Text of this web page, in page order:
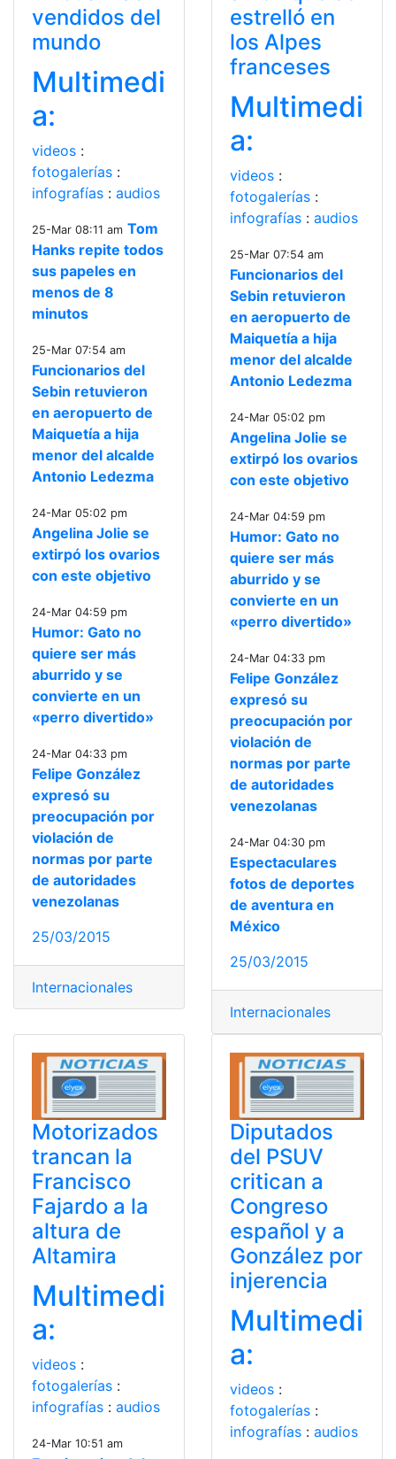
vendidos del
mundo
Multimedi
a:
videos :
fotogalerías :
infografías : audios
25-Mar 08:11 am Tom
Hanks repite todos
sus papeles en
menos de 8
minutos
25-Mar 07:54 am
Funcionarios del
Sebin retuvieron
en aeropuerto de
Maiquetía a hija
menor del alcalde
Antonio Ledezma
24-Mar 05:02 pm
Angelina Jolie se
extirpó los ovarios
con este objetivo
24-Mar 04:59 pm
Humor: Gato no
quiere ser más
aburrido y se
convierte en un
«perro divertido»
24-Mar 04:33 pm
Felipe González
expresó su
preocupación por
violación de
normas por parte
de autoridades
venezolanas
25/03/2015
Internacionales
estrelló en
los Alpes
franceses
Multimedi
a:
videos :
fotogalerías :
infografías : audios
25-Mar 07:54 am
Funcionarios del
Sebin retuvieron
en aeropuerto de
Maiquetía a hija
menor del alcalde
Antonio Ledezma
24-Mar 05:02 pm
Angelina Jolie se
extirpó los ovarios
con este objetivo
24-Mar 04:59 pm
Humor: Gato no
quiere ser más
aburrido y se
convierte en un
«perro divertido»
24-Mar 04:33 pm
Felipe González
expresó su
preocupación por
violación de
normas por parte
de autoridades
venezolanas
24-Mar 04:30 pm
Espectaculares
fotos de deportes
de aventura en
México
25/03/2015
Internacionales
Motorizados
trancan la
Francisco
Fajardo a la
altura de
Altamira
Multimedi
a:
videos :
fotogalerías :
infografías : audios
24-Mar 10:51 am
Diputados
del PSUV
critican a
Congreso
español y a
González por
injerencia
Multimedi
a:
videos :
fotogalerías :
infografías : audios